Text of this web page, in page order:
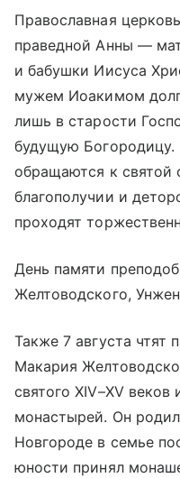
Православная
праведной Анны —
и бабушки Иисуса
мужем Иоакимом
лишь в старости
будущую
обращаются к
благополучии и
проходят
День памяти
Желтоводского,
Также 7 августа чтят
Макария
святого XIV–XV веков
монастырей. Он
Новгороде в семье
юности принял